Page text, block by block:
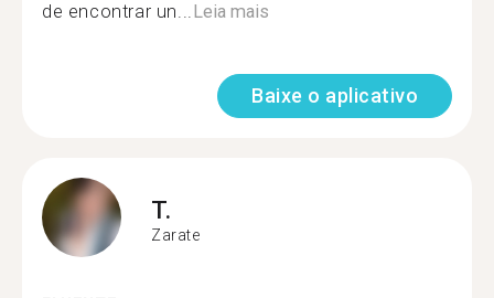
de encontrar un...Leia mais
Baixe o aplicativo
T.
Zarate